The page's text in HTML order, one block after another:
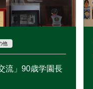
他
流」90歳学園長